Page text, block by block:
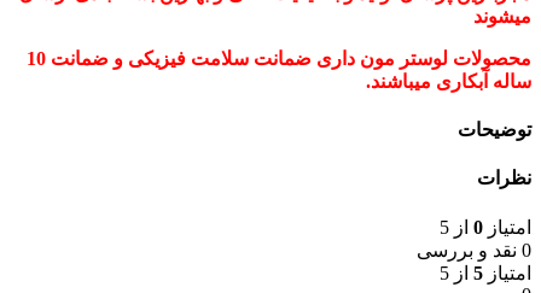
میشوند
محصولات لوستر مون داری ضمانت سلامت فیزیکی و ضمانت 10
ساله آبکاری میباشند.
توضیحات
نظرات
امتیاز 0 از 5
0 نقد و بررسی
امتیاز 5 از 5